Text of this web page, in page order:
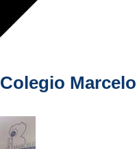
Colegio Marcelo